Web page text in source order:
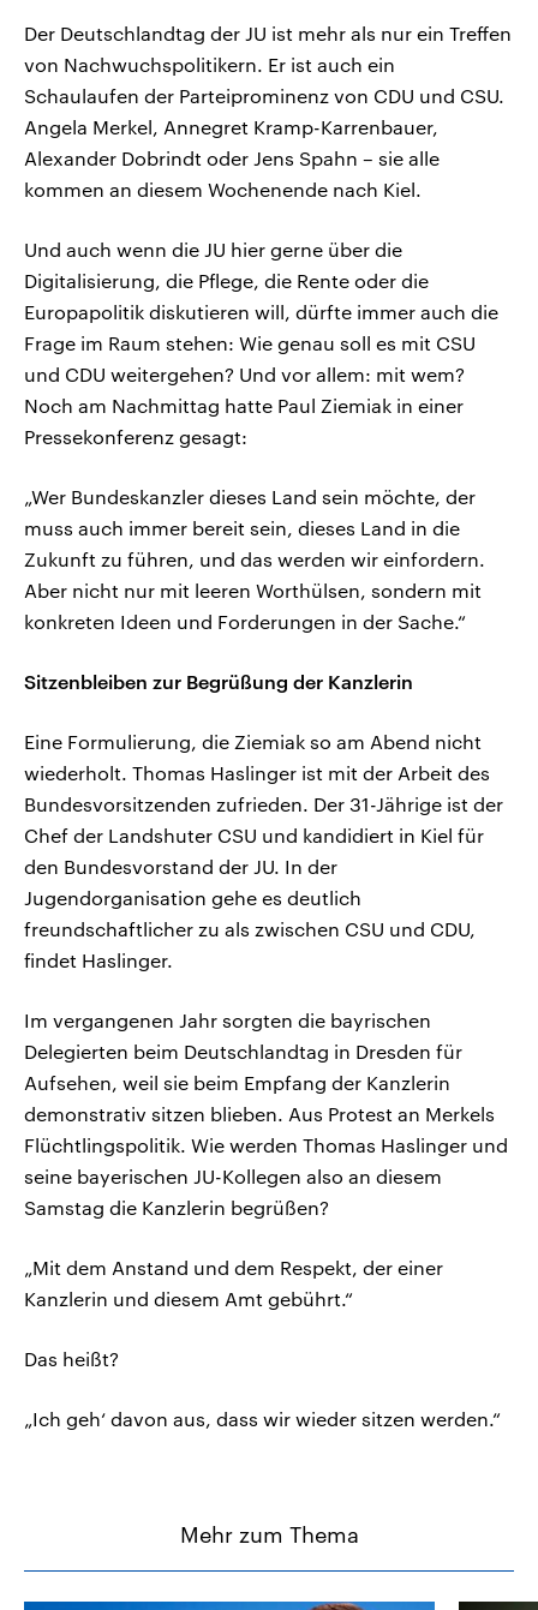
Der Deutschlandtag der JU ist mehr als nur ein Treffen
von Nachwuchspolitikern. Er ist auch ein
Schaulaufen der Parteiprominenz von CDU und CSU.
Angela Merkel, Annegret Kramp-Karrenbauer,
Alexander Dobrindt oder Jens Spahn – sie alle
kommen an diesem Wochenende nach Kiel.
Und auch wenn die JU hier gerne über die
Digitalisierung, die Pflege, die Rente oder die
Europapolitik diskutieren will, dürfte immer auch die
Frage im Raum stehen: Wie genau soll es mit CSU
und CDU weitergehen? Und vor allem: mit wem?
Noch am Nachmittag hatte Paul Ziemiak in einer
Pressekonferenz gesagt:
„Wer Bundeskanzler dieses Land sein möchte, der
muss auch immer bereit sein, dieses Land in die
Zukunft zu führen, und das werden wir einfordern.
Aber nicht nur mit leeren Worthülsen, sondern mit
konkreten Ideen und Forderungen in der Sache.“
Sitzenbleiben zur Begrüßung der Kanzlerin
Eine Formulierung, die Ziemiak so am Abend nicht
wiederholt. Thomas Haslinger ist mit der Arbeit des
Bundesvorsitzenden zufrieden. Der 31-Jährige ist der
Chef der Landshuter CSU und kandidiert in Kiel für
den Bundesvorstand der JU. In der
Jugendorganisation gehe es deutlich
freundschaftlicher zu als zwischen CSU und CDU,
findet Haslinger.
Im vergangenen Jahr sorgten die bayrischen
Delegierten beim Deutschlandtag in Dresden für
Aufsehen, weil sie beim Empfang der Kanzlerin
demonstrativ sitzen blieben. Aus Protest an Merkels
Flüchtlingspolitik. Wie werden Thomas Haslinger und
seine bayerischen JU-Kollegen also an diesem
Samstag die Kanzlerin begrüßen?
„Mit dem Anstand und dem Respekt, der einer
Kanzlerin und diesem Amt gebührt.“
Das heißt?
„Ich geh‘ davon aus, dass wir wieder sitzen werden.“
Mehr zum Thema